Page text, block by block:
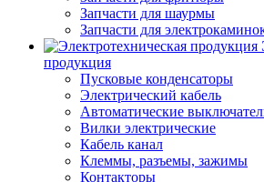
Запчасти для шаурмы
Запчасти для
продукция
Пусковые конденсаторы
Электрический кабель
Автоматические
Вилки электрические
Кабель канал
Клеммы, разъемы, зажимы
Контакторы